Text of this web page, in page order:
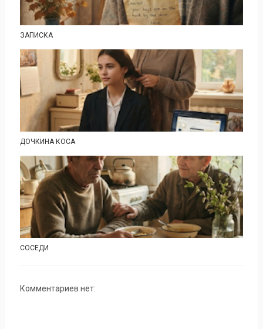
ЗАПИСКА
ДОЧКИНА КОСА
СОСЕДИ
Комментариев нет: